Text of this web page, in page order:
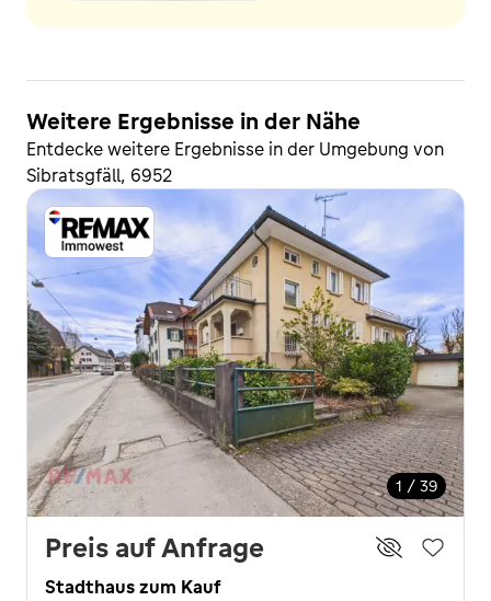
Weitere Ergebnisse in der Nähe
Entdecke weitere Ergebnisse in der Umgebung von
Sibratsgfäll, 6952
1 / 39
Preis auf Anfrage
Stadthaus zum Kauf